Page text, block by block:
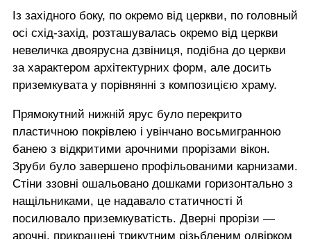
Із західного боку, по окремо від церкви, по головный
осі схід-захід, розташувалась окремо від церкви
невеличка двоярусна дзвіниця, подібна до церкви
за характером архітектурних форм, але досить
приземкувата у порівнянні з композицією храму.
Прямокутний нижній ярус було перекрито
пластичною покрівлею і увінчано восьмигранною
банею з відкритими арочними прорізами вікон.
Зруби було завершено профільованими карнизами.
Стіни ззовні ошальовано дошками горизонтально з
нащільниками, це надавало статичності й
посилювало приземкуватість. Дверні прорізи —
арочні, прикрашені трикутним різьбленим одвірком